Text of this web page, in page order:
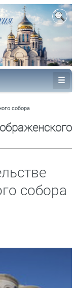
собора
собора